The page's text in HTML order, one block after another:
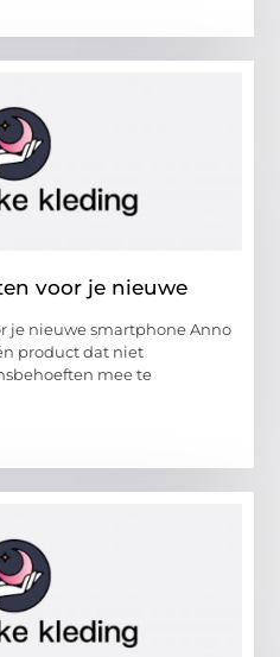
voor je nieuwe
je nieuwe smartphone Anno
product dat niet
mee te